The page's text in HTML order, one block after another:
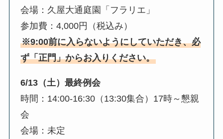
会場：久屋大通庭園「フラリエ」
参加費：4,000円（税込み）
※9:00前に入らないようにしていただき、必
ず「正門」からお入りください。
6/13（土）最終例会
時間：14:00-16:30（13:30集合）17時～懇親
会
会場：未定